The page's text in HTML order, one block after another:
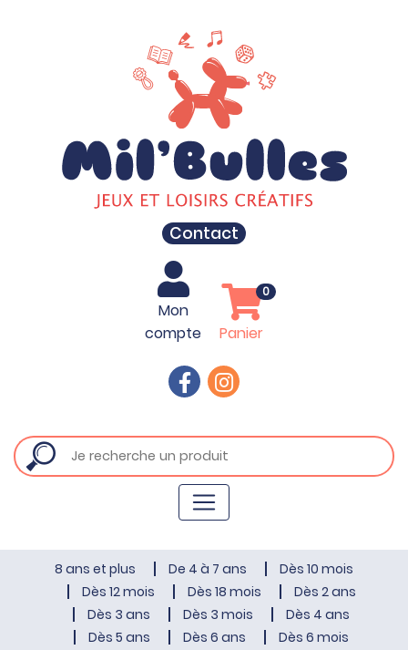
Contact
Mon
compte
Panier
0
8 ans et plus De 4 à 7 ans
Dès 10 mois
Dès 12 mois
Dès 18 mois
Dès 2 ans
Dès 3 ans
Dès 3 mois
Dès 4 ans
Dès 5 ans
Dès 6 ans
Dès 6 mois